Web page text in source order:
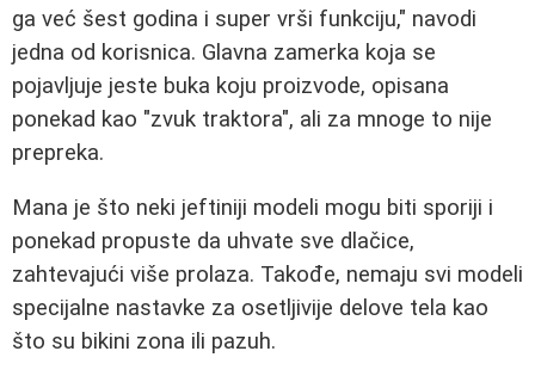
ga već šest godina i super vrši funkciju," navodi
jedna od korisnica. Glavna zamerka koja se
pojavljuje jeste buka koju proizvode, opisana
ponekad kao "zvuk traktora", ali za mnoge to nije
prepreka.
Mana je što neki jeftiniji modeli mogu biti sporiji i
ponekad propuste da uhvate sve dlačice,
zahtevajući više prolaza. Takođe, nemaju svi modeli
specijalne nastavke za osetljivije delove tela kao
što su bikini zona ili pazuh.